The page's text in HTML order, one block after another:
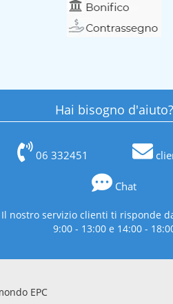
Hai bisogno d'aiuto?
06 332451
Chat
Il nostro servizio clienti ti risponde
9:00 - 13:00 e 14:00 -
EPC